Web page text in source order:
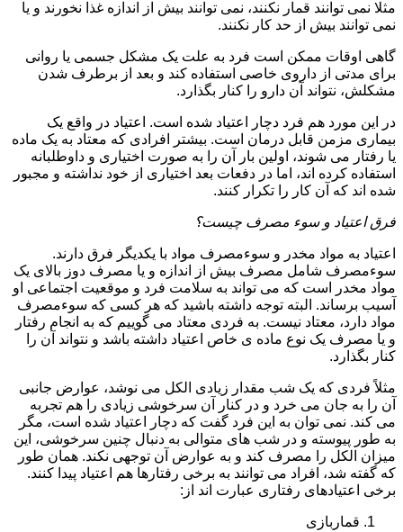
مثلا نمی توانند قمار نکنند، نمی توانند بیش از اندازه غذا نخورند و یا
نمی توانند بیش از حد کار نکنند.
گاهی اوقات ممکن است فرد به علت یک مشکل جسمی یا روانی
برای مدتی از داروی خاصی استفاده کند و بعد از برطرف شدن
مشکلش، نتواند آن دارو را کنار بگذارد.
در این مورد هم فرد دچار اعتیاد شده است. اعتیاد در واقع یک
بیماری مزمن قابل درمان است. بیشتر افرادی که معتاد به یک ماده
یا رفتار می شوند، اولین بار آن را به صورت اختیاری و داوطلبانه
استفاده کرده اند، اما در دفعات بعد اختیاری از خود نداشته و مجبور
شده اند که آن کار را تکرار کنند.
فرق اعتیاد و سوء مصرف چیست؟
اعتیاد به مواد مخدر و سوءمصرف مواد با یکدیگر فرق دارند.
سوءمصرف شامل مصرف بیش از اندازه و یا مصرف دوز بالای یک
مواد مخدر است که می تواند به سلامت فرد و موقعیت اجتماعی او
آسیب برساند. البته توجه داشته باشید که هر کسی که سوءمصرف
مواد دارد، معتاد نیست. به فردی معتاد می گوییم که به انجام رفتار
و یا مصرف یک نوع ماده ی خاص اعتیاد داشته باشد و نتواند آن را
کنار بگذارد.
مثلاً فردی که یک شب مقدار زیادی الکل می نوشد، عوارض جانبی
آن را به جان می خرد و در کنار آن سرخوشی زیادی را هم تجربه
می کند. نمی توان به این فرد گفت که دچار اعتیاد شده است، مگر
به طور پیوسته و در شب های متوالی به دنبال چنین سرخوشی، این
میزان الکل را مصرف کند و به عوارض آن توجهی نکند. همان طور
که گفته شد، افراد می توانند به برخی رفتارها هم اعتیاد پیدا کنند.
برخی اعتیادهای رفتاری عبارت اند از:
قماربازی